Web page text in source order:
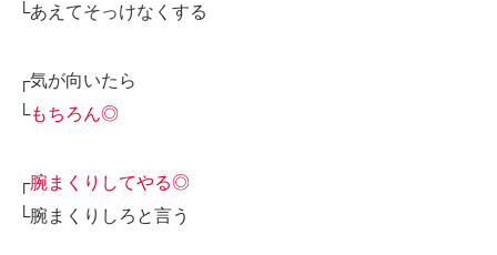
└あえてそっけなくする
┌気が向いたら
└もちろん◎
┌腕まくりしてやる◎
└腕まくりしろと言う